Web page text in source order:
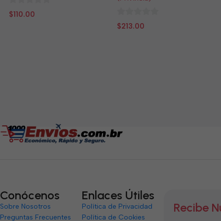
0
$110.00
0
$213.00
Conócenos
Sobre Nosotros
Preguntas Frecuentes
Enlaces Útiles
Política de Privacidad
Política de Cookies
Recibe